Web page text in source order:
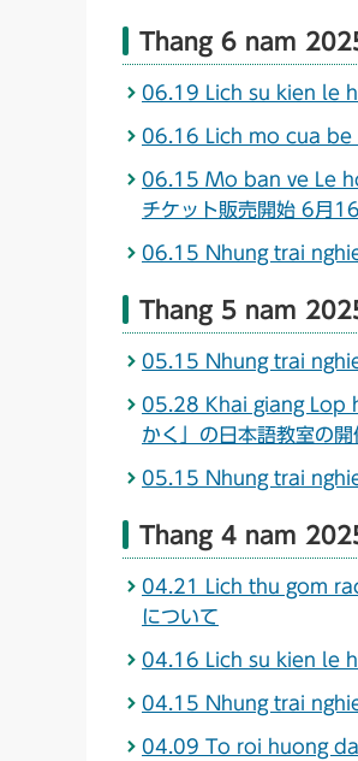
Thang 6 nam
06.19 Lich su kien le
06.16 Lich mo cua be
06.15 Mo ban ve Le
チケット販売開始 6月
06.15 Nhung trai
Thang 5 nam
05.15 Nhung trai
05.28 Khai giang Lop
かく」の日本語教室の開
05.15 Nhung trai
Thang 4 nam
04.21 Lich thu gom
について
04.16 Lich su kien le
04.15 Nhung trai
04.09 To roi huong